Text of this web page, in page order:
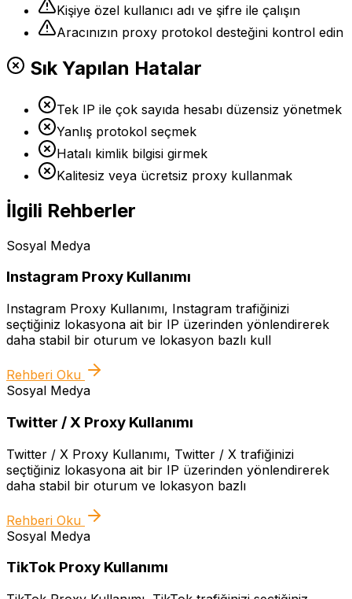
Kişiye özel kullanıcı adı ve şifre ile çalışın
Aracınızın proxy protokol desteğini kontrol edin
Sık Yapılan Hatalar
Tek IP ile çok sayıda hesabı düzensiz yönetmek
Yanlış protokol seçmek
Hatalı kimlik bilgisi girmek
Kalitesiz veya ücretsiz proxy kullanmak
İlgili Rehberler
Sosyal Medya
Instagram Proxy Kullanımı
Instagram Proxy Kullanımı, Instagram trafiğinizi
seçtiğiniz lokasyona ait bir IP üzerinden yönlendirerek
daha stabil bir oturum ve lokasyon bazlı kull
Rehberi Oku
Sosyal Medya
Twitter / X Proxy Kullanımı
Twitter / X Proxy Kullanımı, Twitter / X trafiğinizi
seçtiğiniz lokasyona ait bir IP üzerinden yönlendirerek
daha stabil bir oturum ve lokasyon bazlı
Rehberi Oku
Sosyal Medya
TikTok Proxy Kullanımı